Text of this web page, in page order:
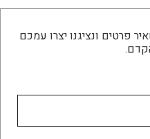
פרטים ונציגנו יצרו עמכם